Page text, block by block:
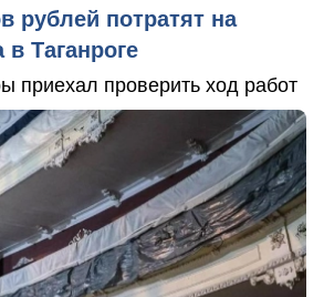
рублей потратят на
в Таганроге
приехал проверить ход работ